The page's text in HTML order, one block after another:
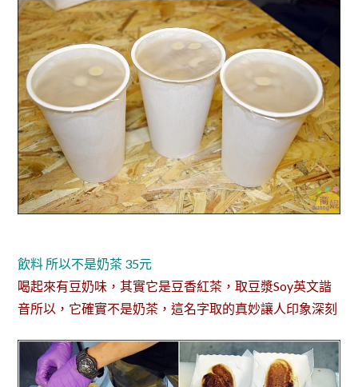
飲料 所以不是奶茶 35元
喝起來有豆奶味，其實它是豆香紅茶，取豆漿Soy英文諧
音所以，它確實不是奶茶，這名字取的真妙讓人印象深刻